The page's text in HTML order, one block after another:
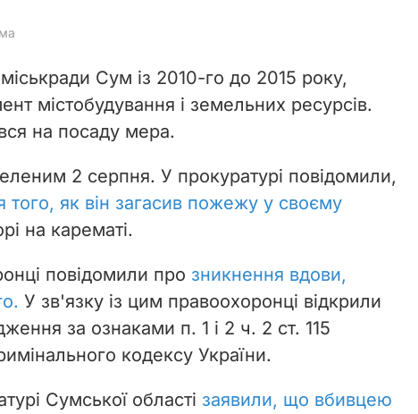
Сум із 2010-го до 2015 року,
містобудування і земельних ресурсів.
на посаду мера.
2 серпня. У прокуратурі повідомили,
того, як він загасив пожежу у своєму
на карематі.
повідомили про зникнення вдови,
У зв'язку із цим правоохоронці відкрили
за ознаками п. 1 і 2 ч. 2 ст. 115
кодексу України.
Сумської області заявили, що вбивцею